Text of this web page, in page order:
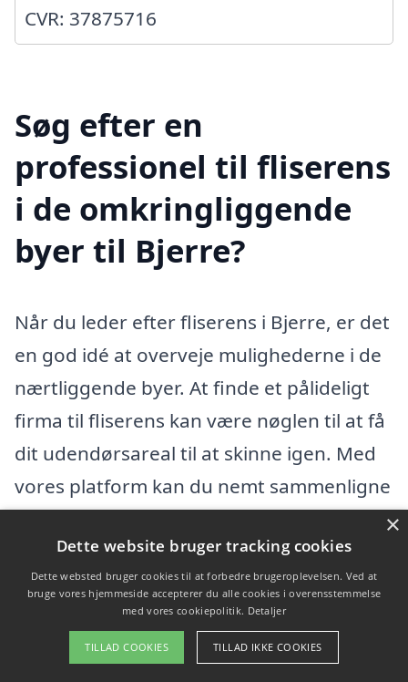
CVR: 37875716
Søg efter en
professionel til fliserens
i de omkringliggende
byer til Bjerre?
Når du leder efter fliserens i Bjerre, er det
en god idé at overveje mulighederne i de
nærtliggende byer. At finde et pålideligt
firma til fliserens kan være nøglen til at få
dit udendørsareal til at skinne igen. Med
vores platform kan du nemt sammenligne
forskellige fagfolk, der tilbyder fliserens,
uanset om du bor i Bjerre eller en af de
krydsende byer, såsomHedensted,
Gedved,Nørre Snede
ellerVejle.
×
Dette website bruger tracking cookies
Dette websted bruger cookies til at forbedre brugeroplevelsen. Ved at
bruge vores hjemmeside accepterer du alle cookies i overensstemmelse
med vores cookiepolitik. Detaljer
TILLAD COOKIES TILLAD IKKE COOKIES